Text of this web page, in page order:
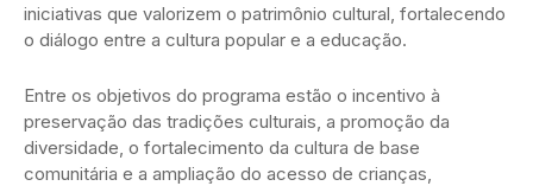
iniciativas que valorizem o patrimônio cultural, fortalecendo
o diálogo entre a cultura popular e a educação.
Entre os objetivos do programa estão o incentivo à
preservação das tradições culturais, a promoção da
diversidade, o fortalecimento da cultura de base
comunitária e a ampliação do acesso de crianças,